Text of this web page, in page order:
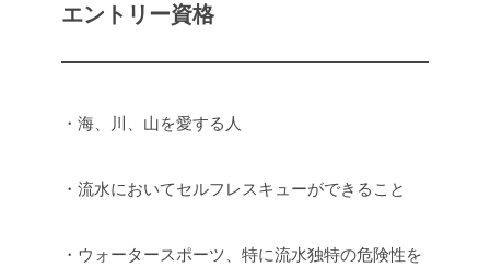
エントリー資格
・海、川、山を愛する人
・流水においてセルフレスキューができること
・ウォータースポーツ、特に流水独特の危険性を